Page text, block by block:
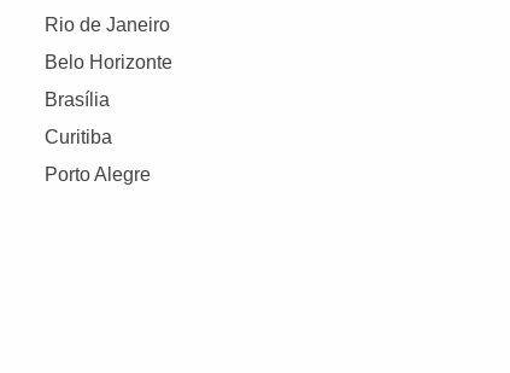
Rio de Janeiro
Belo Horizonte
Brasília
Curitiba
Porto Alegre